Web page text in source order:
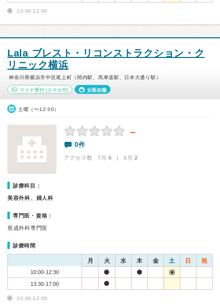
10:00-12:00
Lala ブレスト・リコンストラクション・ク
リニック横浜
神奈川県横浜市中区尾上町（関内駅、馬車道駅、日本大通り駅）
マイナ受付 (スマホ可) 女医在籍
土曜（〜12:00）
－
0件
アクセス数 7月:6 | 6月:2
診療科目：
美容外科、婦人科
専門医・資格：
形成外科専門医
診療時間
月 火 水 木 金 土 日 祝
10:00-12:30
13:30-17:00
10:00-12:00